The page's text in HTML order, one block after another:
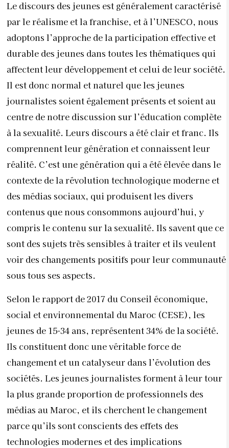
Le discours des jeunes est généralement caractérisé
par le réalisme et la franchise, et à l’UNESCO, nous
adoptons l’approche de la participation effective et
durable des jeunes dans toutes les thématiques qui
affectent leur développement et celui de leur société.
Il est donc normal et naturel que les jeunes
journalistes soient également présents et soient au
centre de notre discussion sur l’éducation complète
à la sexualité. Leurs discours a été clair et franc. Ils
comprennent leur génération et connaissent leur
réalité. C’est une génération qui a été élevée dans le
contexte de la révolution technologique moderne et
des médias sociaux, qui produisent les divers
contenus que nous consommons aujourd’hui, y
compris le contenu sur la sexualité. Ils savent que ce
sont des sujets très sensibles à traiter et ils veulent
voir des changements positifs pour leur communauté
sous tous ses aspects.
Selon le rapport de 2017 du Conseil économique,
social et environnemental du Maroc (CESE), les
jeunes de 15-34 ans, représentent 34% de la société.
Ils constituent donc une véritable force de
changement et un catalyseur dans l’évolution des
sociétés. Les jeunes journalistes forment à leur tour
la plus grande proportion de professionnels des
médias au Maroc, et ils cherchent le changement
parce qu’ils sont conscients des effets des
technologies modernes et des implications